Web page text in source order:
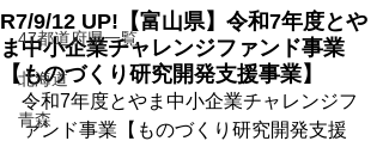
47都道府県一覧
北海道
青森
R7/9/12 UP!【富山県】令和7年度とや
ま中小企業チャレンジファンド事業
【ものづくり研究開発支援事業】
令和7年度とやま中小企業チャレンジフ
ァンド事業【ものづくり研究開発支援